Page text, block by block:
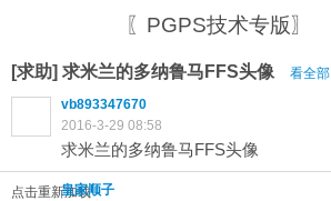
〖PGPS技术专版〗
[求助] 求米兰的多纳鲁马FFS头像
看全部
vb893347670
2016-3-29 08:58
求米兰的多纳鲁马FFS头像
点击重新加载
皇家顺子